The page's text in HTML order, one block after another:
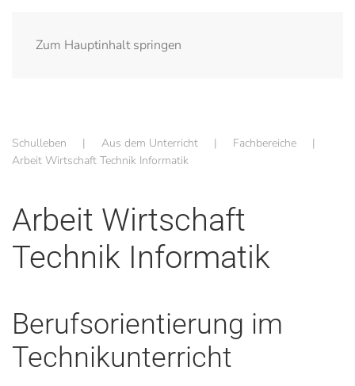
Zum Hauptinhalt springen
Schulleben Aus dem Unterricht
Fachbereiche
Arbeit Wirtschaft Technik Informatik
Arbeit Wirtschaft
Technik Informatik
Berufsorientierung im
Technikunterricht